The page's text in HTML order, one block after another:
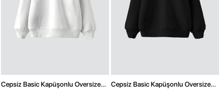
Cepsiz Basic Kapüşonlu Oversize
Cepsiz Basic Kapüşonlu Oversize